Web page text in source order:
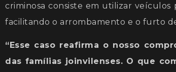
criminosa consiste em utilizar
facilitando o arrombamento e o furto
“Esse caso reafirma o nosso
das famílias joinvilenses. O que